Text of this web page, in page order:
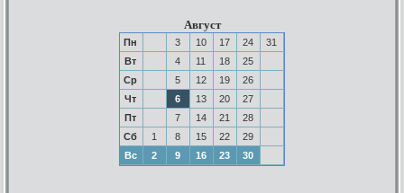
Август
Пн 3 10 17 24
31
Вт
4 11 18
25
Ср
5 12 19
26
Чт
6 13 20
27
Пт
7 14 21
28
Сб
1 8 15 22
29
Вс
2 9 16 23 30